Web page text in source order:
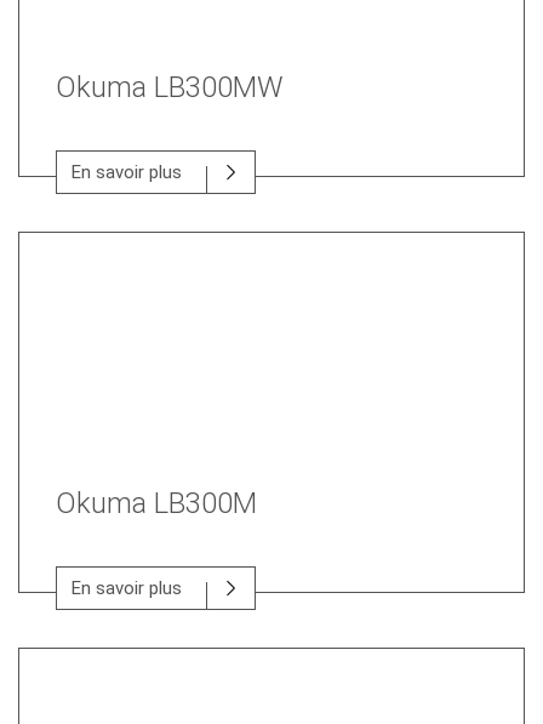
Okuma LB300MW
En savoir plus
Okuma LB300M
En savoir plus